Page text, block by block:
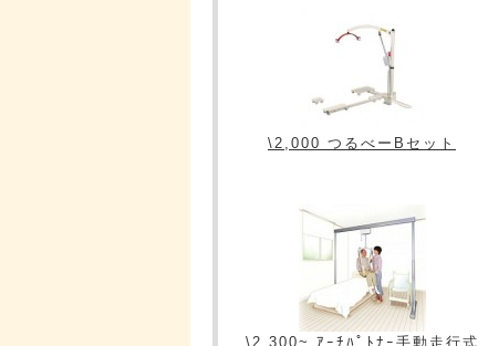
\2,000 つるべーBセット
\2,300~ ｱｰﾁﾊﾟﾄﾅｰ手動走行式